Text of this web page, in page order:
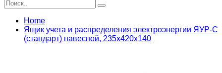
Home
Ящик учета и распределения электроэнергии ЯУР-С
(стандарт) навесной, 235x420x140